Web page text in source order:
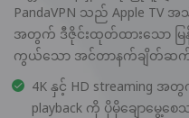
PandaVPN သည် Apple TV
အတွက် ဒီဇိုင်းထုတ်ထားသော မ
ကွယ်သော အင်တာနက်ချိတ်ဆက်
4K နှင့် HD streaming အ
playback ကို ပိုမိုချောမွေ့စ